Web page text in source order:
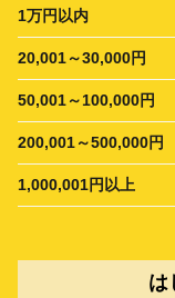
1万円以内
20,001～30,000円
50,001～100,000円
200,001～500,000円
1,000,001円以上
は